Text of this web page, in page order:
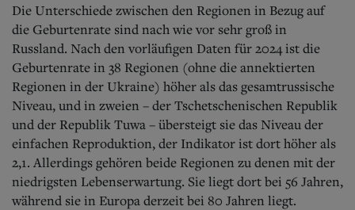
Die Unterschiede zwischen den Regionen in Bezug auf
die Geburtenrate sind nach wie vor sehr groß in
Russland. Nach den vorläufigen Daten für 2024 ist die
Geburtenrate in 38 Regionen (ohne die annektierten
Regionen in der Ukraine) höher als das gesamtrussische
Niveau, und in zweien – der Tschetschenischen Republik
und der Republik Tuwa – übersteigt sie das Niveau der
einfachen Reproduktion, der Indikator ist dort höher als
2,1. Allerdings gehören beide Regionen zu denen mit der
niedrigsten Lebenserwartung. Sie liegt dort bei 56 Jahren,
während sie in Europa derzeit bei 80 Jahren liegt.